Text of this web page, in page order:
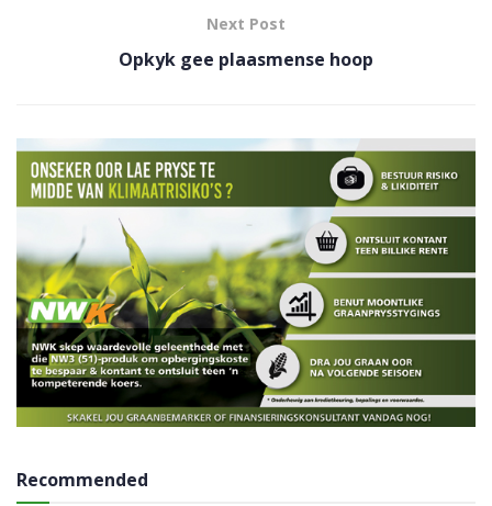
Next Post
Opkyk gee plaasmense hoop
Recommended